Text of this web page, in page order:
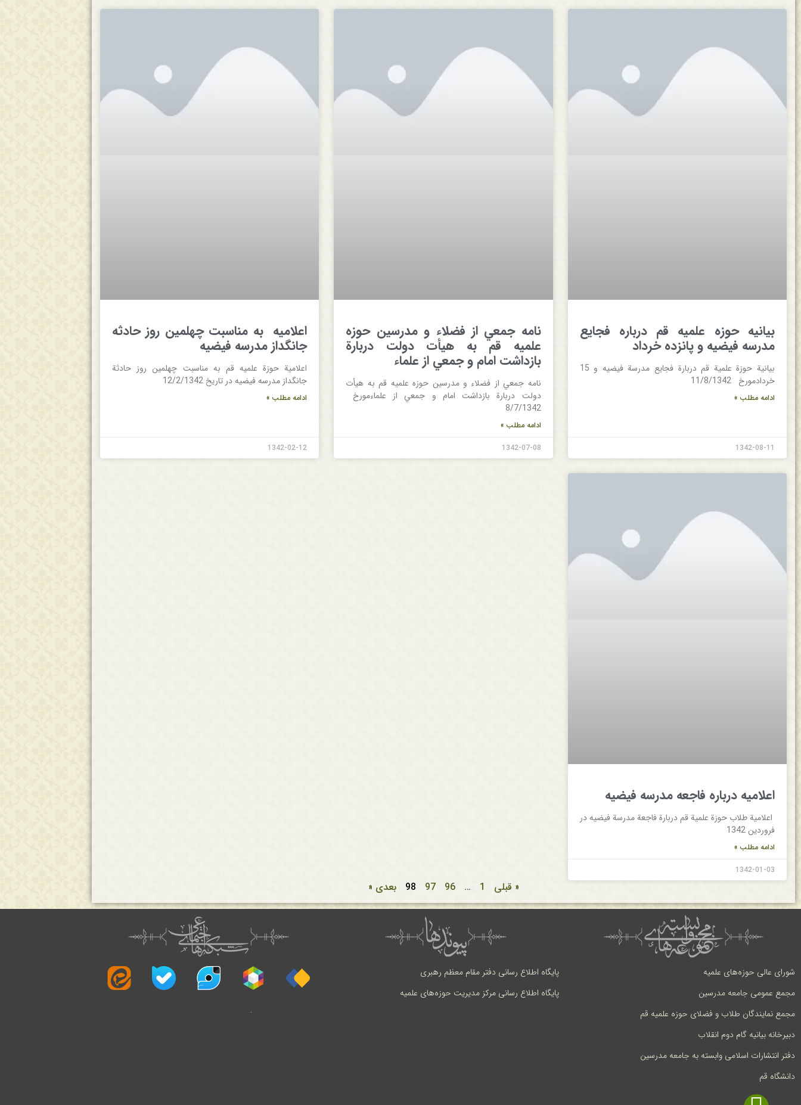
بيانيه حوزه علميه قم‌ درباره فجايع‌
مدرسه فيضيه‌ و پانزده خرداد
بيانية‌ حوزة‌ علمية‌ قم‌ دربارة‌ فجايع‌ مدرسة‌ فيضيه‌ و 15
خردادمورخ 11/8/1342
ادامه مطلب »
1342-08-11
نامه‌ جمعي‌ از فضلاء و مدرسين‌ حوزه‌
علميه‌ قم به‌ هيأت‌ دولت‌ دربارة‌
بازداشت‌ امام‌ و جمعي‌ از علماء
نامه‌ جمعي‌ از فضلاء و مدرسين‌ حوزه‌ علميه‌ قم به‌ هيأت‌
دولت‌ دربارة‌ بازداشت‌ امام‌ و جمعي‌ از علماءمورخ
8/7/1342
ادامه مطلب »
1342-07-08
اعلامیه ‌ به‌ مناسبت‌ چهلمين‌ روز حادثه
جانگداز مدرسه‌ فيضيه‌
اعلامية‌ حوزة‌ علميه‌ قم‌ به‌ مناسبت‌ چهلمين‌ روز حادثة‌
جانگداز مدرسه‌ فيضيه‌ در تاریخ 12/2/1342
ادامه مطلب »
1342-02-12
اعلاميه‌ درباره‌ فاجعه‌ مدرسه‌ فيضيه‌
اعلامية‌ طلاب‌ حوزة‌ علمية‌ قم‌ دربارة‌ فاجعة‌ مدرسة‌ فيضيه در
فروردین 1342‌
ادامه مطلب »
1342-01-03
« قبلی 1
…
96
97
98 بعدی «
شورای عالی حوزه‌های علمیه
مجمع عمومی جامعه مدرسین
مجمع نمایندگان طلاب و فضلای حوزه علمیه قم
دبیرخانه بیانیه گام دوم انقلاب
دفتر انتشارات اسلامی وابسته به جامعه مدرسین
دانشگاه قم
پایگاه اطلاع رسانی دفتر مقام معظم رهبری
پایگاه اطلاع رسانی مرکز مدیریت حوزه‌های علمیه